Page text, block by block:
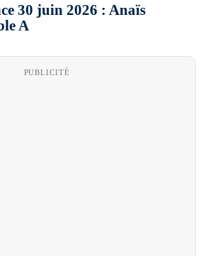
30 juin 2026 : Anaïs
A
PUBLICITÉ